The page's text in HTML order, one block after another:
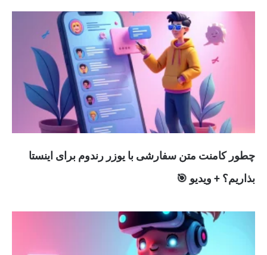
چطور کامنت متن سفارشی با یوزر رندوم برای اینستا
بذاریم؟ + ویدیو 🎯